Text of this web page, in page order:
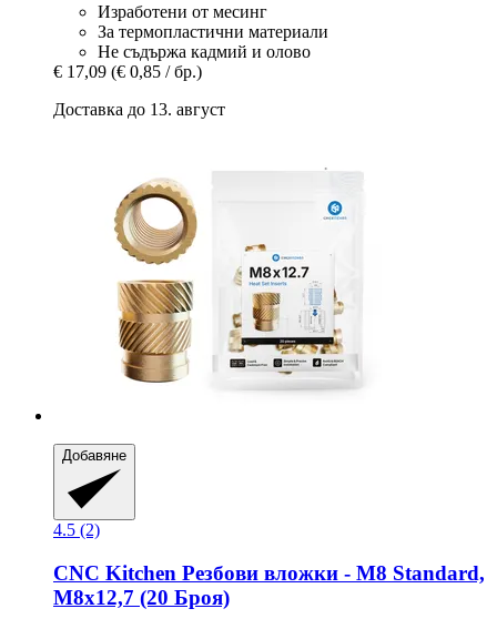
Изработени от месинг
За термопластични материали
Не съдържа кадмий и олово
€ 17,09 (€ 0,85 / бр.)
Доставка до 13. август
Добавяне
4.5 (2)
CNC Kitchen Резбови вложки -​ M8 Standard,
M8x12,7 (20 Броя)